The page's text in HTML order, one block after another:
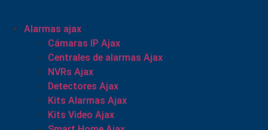
Alarmas ajax
Cámaras IP Ajax
Centrales de alarmas Ajax
NVRs Ajax
Detectores Ajax
Kits Alarmas Ajax
Kits Video Ajax